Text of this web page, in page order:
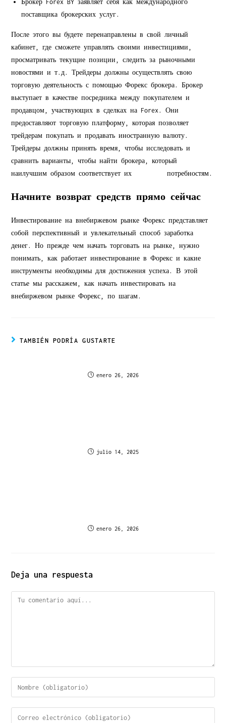
Брокер Forex BY заявляет себя как международного
поставщика брокерских услуг.
После этого вы будете перенаправлены в свой личный
кабинет, где сможете управлять своими инвестициями,
просматривать текущие позиции, следить за рыночными
новостями и т.д. Трейдеры должны осуществлять свою
торговую деятельность с помощью Форекс брокера. Брокер
выступает в качестве посредника между покупателем и
продавцом, участвующих в сделках на Forex. Они
предоставляют торговую платформу, которая позволяет
трейдерам покупать и продавать иностранную валюту.
Трейдеры должны принять время, чтобы исследовать и
сравнить варианты, чтобы найти брокера, который
наилучшим образом соответствует их
потребностям.
Начните возврат средств прямо сейчас
Инвестирование на внебиржевом рынке Форекс представляет
собой перспективный и увлекательный способ заработка
денег. Но прежде чем начать торговать на рынке, нужно
понимать, как работает инвестирование в Форекс и какие
инструменты необходимы для достижения успеха. В этой
статье мы расскажем, как начать инвестировать на
внебиржевом рынке Форекс, по шагам.
TAMBIÉN PODRÍA GUSTARTE
enero 26, 2026
julio 14, 2025
enero 26, 2026
Deja una respuesta